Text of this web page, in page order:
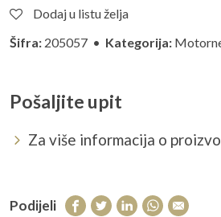
Dodaj u listu želja
Šifra: 205057 • Kategorija:
Pošaljite upit
Za više informacija o
Podijeli